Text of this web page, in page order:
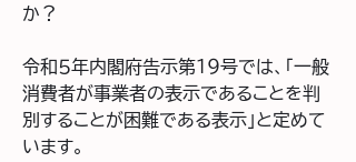
か？
令和５年内閣府告示第１９号では、「一般
消費者が事業者の表示であることを判
別することが困難である表示」と定めて
います。